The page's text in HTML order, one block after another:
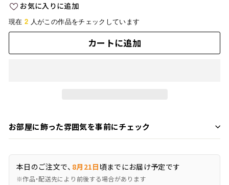
格 お気に入りに追加
現在 2 人がこの作品をチェックしています
カートに追加
お部屋に飾った雰囲気を事前にチェック
本日のご注文で、 8月21日 頃までにお届け予定です
※作品・配送先により前後する場合があります